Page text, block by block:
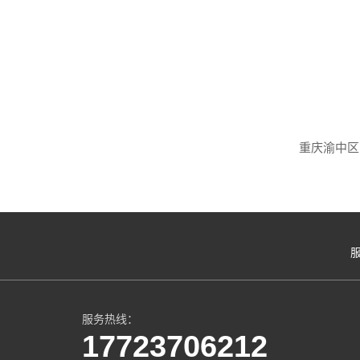
服务热线：
17723706212